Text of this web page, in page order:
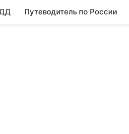
Путеводитель по России